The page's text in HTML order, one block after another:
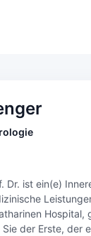
Dr. ist ein(e)
der Erste, der